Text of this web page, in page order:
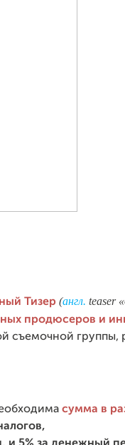
Тизер (англ. teaser
продюсеров и
съемочной группы,
сумма в